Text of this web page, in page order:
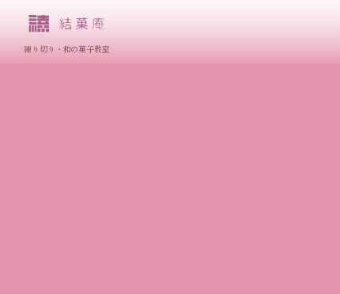
練り切り・和の菓子教室